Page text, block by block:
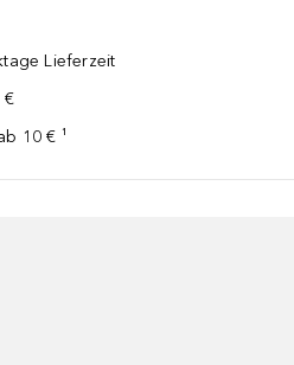
Lieferzeit
€
10 € ¹